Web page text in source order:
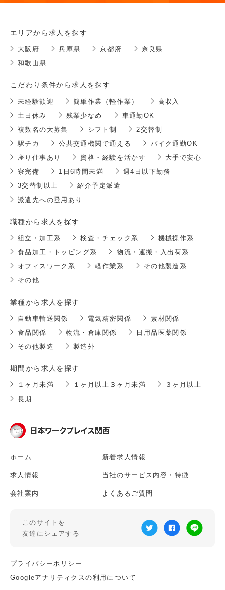
ホーム 新着求人情報
求人情報 当社のサービス内容・特徴
会社案内 よくあるご質問
このサイトを
友達にシェアする
プライバシーポリシー
Googleアナリティクスの利用について
エリアから求人を探す
大阪府 兵庫県 京都府
奈良県
和歌山県
こだわり条件から求人を探す
未経験歓迎 簡単作業（軽作業）
高収入
土日休み
残業少なめ
車通勤OK
複数名の大募集
シフト制
2交替制
駅チカ
公共交通機関で通える
バイク通勤OK
座り仕事あり
資格・経験を活かす
大手で安心
寮完備
1日6時間未満
週4日以下勤務
3交替制以上
紹介予定派遣
派遣先への登用あり
職種から求人を探す
組立・加工系 検査・チェック系
機械操作系
食品加工・トッピング系
物流・運搬・入出荷系
オフィスワーク系
軽作業系
その他製造系
その他
業種から求人を探す
自動車輸送関係 電気精密関係
素材関係
食品関係
物流・倉庫関係
日用品医薬関係
その他製造
製造外
期間から求人を探す
１ヶ月未満 １ヶ月以上３ヶ月未満
３ヶ月以上
長期